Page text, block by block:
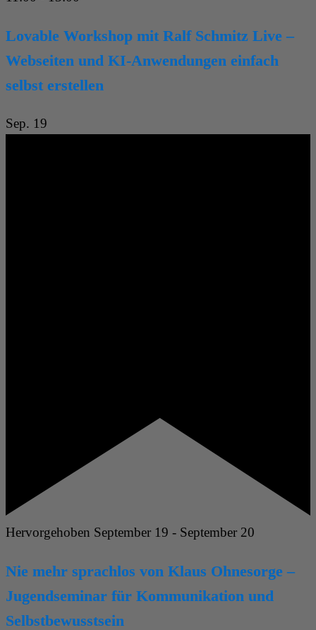
Lovable Workshop mit Ralf Schmitz Live –
Webseiten und KI-Anwendungen einfach
selbst erstellen
Sep. 19
Hervorgehoben September 19 - September 20
Nie mehr sprachlos von Klaus Ohnesorge –
Jugendseminar für Kommunikation und
Selbstbewusstsein